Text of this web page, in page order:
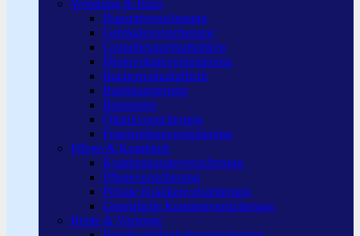
Wohnung & Haus
Hausratversicherung
Gebäudeversicherung
Grundbesitzerhaftpflicht
Photovoltaikversicherung
Bauherrenhaftpflicht
Baufinanzierung
Bausparen
Öltankversicherung
Feuerrohbauversicherung
Pflege & Krankheit
Krankenzusatzversicherung
Pflegeversicherung
Private Krankenversicherung
Gesetzliche Krankenversicherung
Rente & Vorsorge